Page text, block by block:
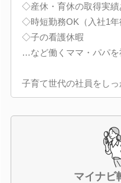
◇産休・育休の取得実績
◇時短勤務OK（入社1年
◇子の看護休暇
…など働くママ・パパを
子育て世代の社員をし
マイナビ